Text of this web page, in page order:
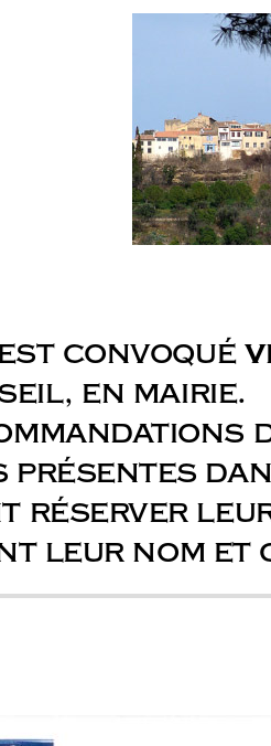
convoqué
en mairie.
présentes
réserver
leur nom et